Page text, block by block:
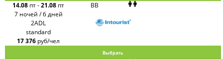
14.08 пт-21.08 пт
7 ночей / 6 дней
BB
2ADL
standard
17 376 руб/чел
Выбрать